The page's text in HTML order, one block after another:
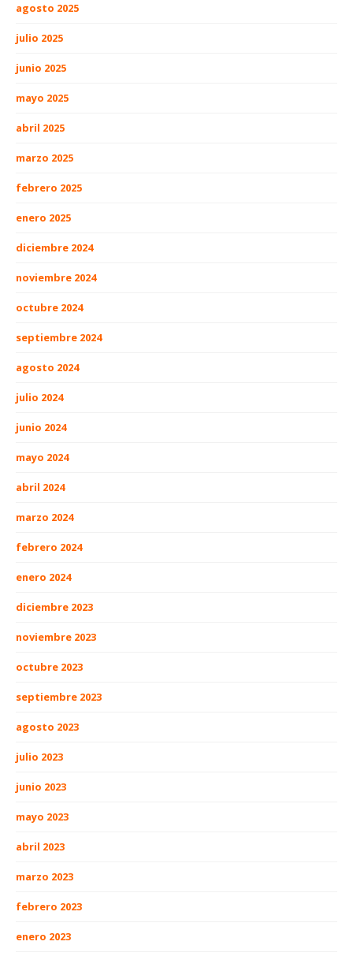
agosto 2025
julio 2025
junio 2025
mayo 2025
abril 2025
marzo 2025
febrero 2025
enero 2025
diciembre 2024
noviembre 2024
octubre 2024
septiembre 2024
agosto 2024
julio 2024
junio 2024
mayo 2024
abril 2024
marzo 2024
febrero 2024
enero 2024
diciembre 2023
noviembre 2023
octubre 2023
septiembre 2023
agosto 2023
julio 2023
junio 2023
mayo 2023
abril 2023
marzo 2023
febrero 2023
enero 2023